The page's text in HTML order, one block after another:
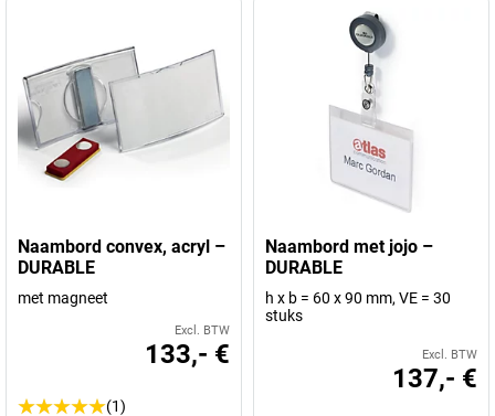
Naambord convex, acryl –
DURABLE
met magneet
Excl. BTW
133,- €
(1)
Naambord met jojo –
DURABLE
h x b = 60 x 90 mm, VE = 30
stuks
Excl. BTW
137,- €